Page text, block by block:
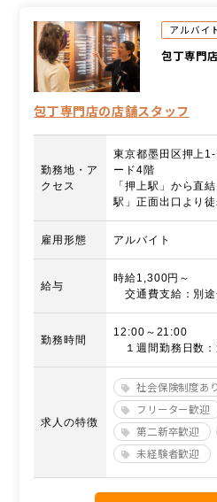
アルバイ
包丁専門
包丁専門店の店舗スタッフ
勤務地・ア
クセス
東京都墨田区押上
ード4階
「押上駅」から直
駅」正面出口より
雇用形態 アルバイト
給与
時給1,300円～
交通費支給：別途
勤務時間
12:00～21:00
１週間勤務日数
求人の特徴
社会保険制度あり
フリーター歓迎
第二新卒歓迎
未経験者歓迎